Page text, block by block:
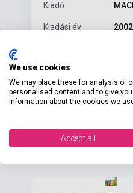
Kiadó
Kiadási év 2002
Nyelv
Korosztály 0-6
Kapcsolódó
We use cookies
We may place these for analysis of
personalised content and to give
information about the cookies we
Accept all